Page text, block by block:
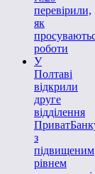
перевірили,
як
роботи
У
Полтаві
відкрили
друге
відділення
з
підвищеним
рівнем